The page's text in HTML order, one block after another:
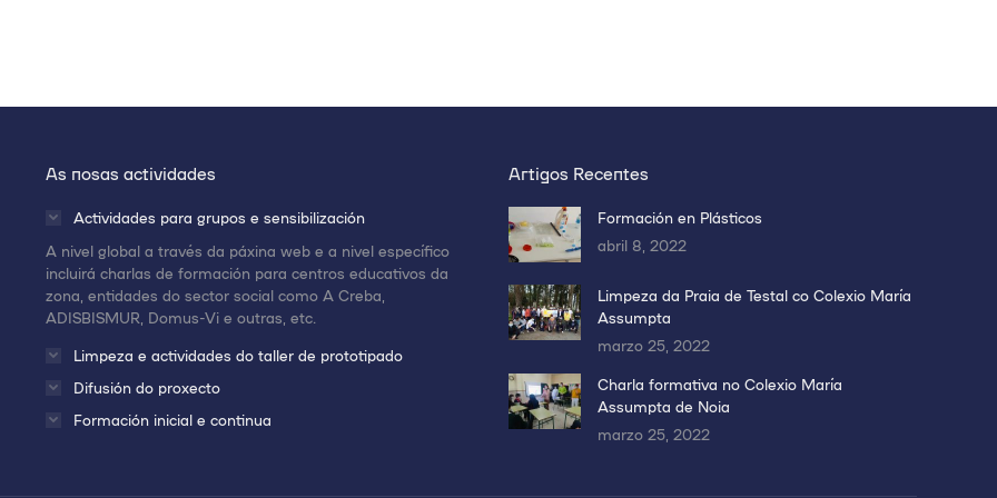
As nosas actividades
Actividades para grupos e sensibilización
A nivel global a través da páxina web e a nivel específico
incluirá charlas de formación para centros educativos da
zona, entidades do sector social como A Creba,
ADISBISMUR, Domus-Vi e outras, etc.
Limpeza e actividades do taller de prototipado
Difusión do proxecto
Formación inicial e continua
Artigos Recentes
Formación en Plásticos
abril 8, 2022
Limpeza da Praia de Testal co Colexio María
Assumpta
marzo 25, 2022
Charla formativa no Colexio María
Assumpta de Noia
marzo 25, 2022